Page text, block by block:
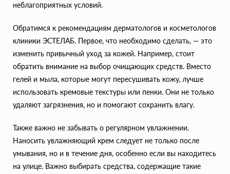
неблагоприятных условий.
Обратимся к рекомендациям дерматологов и косметологов
клиники ЭСТЕЛАБ. Первое, что необходимо сделать, — это
изменить привычный уход за кожей. Например, стоит
обратить внимание на выбор очищающих средств. Вместо
гелей и мыла, которые могут пересушивать кожу, лучше
использовать кремовые текстуры или пенки. Они не только
удаляют загрязнения, но и помогают сохранить влагу.
Также важно не забывать о регулярном увлажнении.
Наносить увлажняющий крем следует не только после
умывания, но и в течение дня, особенно если вы находитесь
на улице. Важно выбирать средства, содержащие такие